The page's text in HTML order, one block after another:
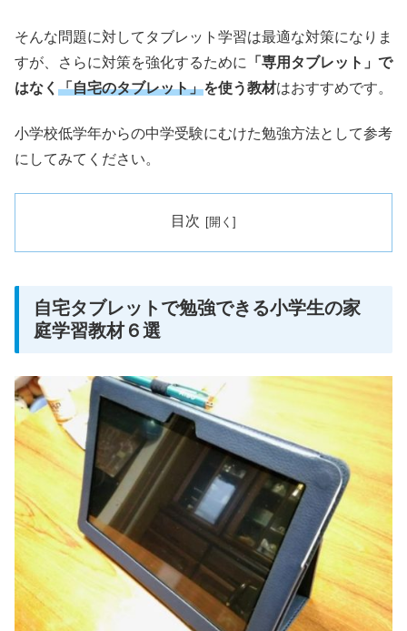
そんな問題に対してタブレット学習は最適な対策になりま
すが、さらに対策を強化するために
「専用タブレット」で
はなく 「自宅のタブレット」を使う教材はおすすめです。
小学校低学年からの中学受験にむけた勉強方法として参考
にしてみてください。
目次
自宅タブレットで勉強できる小学生の家
庭学習教材６選